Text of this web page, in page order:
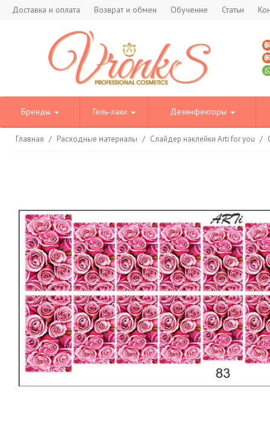
Доставка и оплата Возврат и обмен Обучение Статьи
Бренды Гель-лаки Дезинфекторы
Главная / Расходные материалы / Слайдер наклейки Arti for you /